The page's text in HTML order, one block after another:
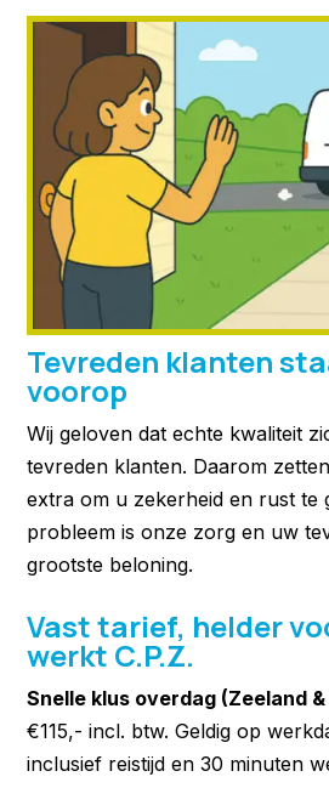
Tevreden klanten
voorop
Wij geloven dat echte kwaliteit
tevreden klanten. Daarom
extra om u zekerheid en rust te
probleem is onze zorg en uw
grootste beloning.
Vast tarief, helder
werkt C.P.Z.
Snelle klus overdag (Zeeland
€115,- incl. btw. Geldig op
inclusief reistijd en 30 minuten